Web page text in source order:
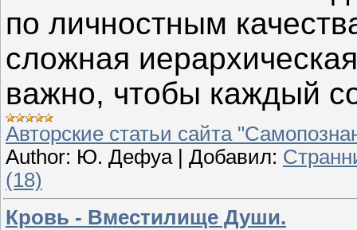
по личностным
сложная
важно, чтобы каждый
Авторские статьи сайта
Author: Ю. Дефуа | Добавил:
(18)
Кровь - Вместилище Души.